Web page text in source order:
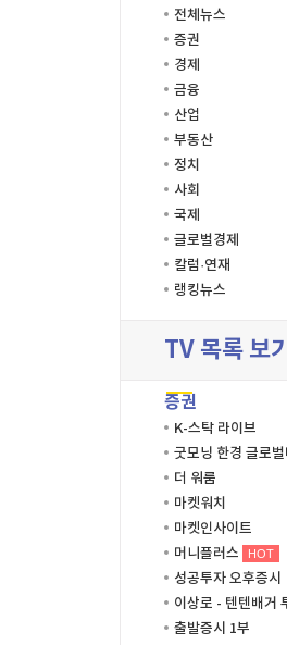
전체뉴스
증권
경제
금융
산업
부동산
정치
사회
국제
글로벌경제
칼럼·연재
랭킹뉴스
TV 목록 보기
증권
K-스탁 라이브
굿모닝 한경 글로
더 워룸
마켓워치
마켓인사이트
머니플러스
HOT
성공투자 오후증시
이상로 - 텐텐배거
출발증시 1부